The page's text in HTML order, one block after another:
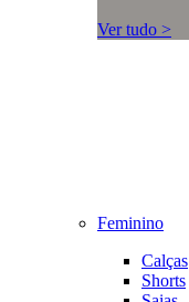
Ver tudo >
Feminino
Calças
Shorts